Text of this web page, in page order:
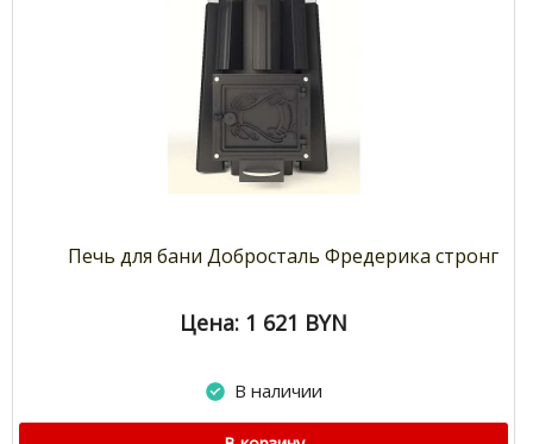
Печь для бани Добросталь Фредерика стронг
Цена: 1 621 BYN
В наличии